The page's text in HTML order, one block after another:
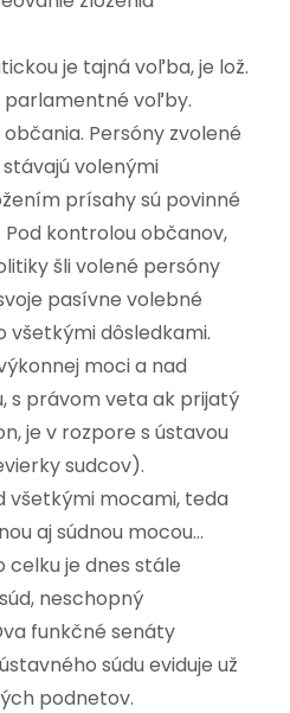
je tajná voľba, je lož.
parlamentné voľby.
Persóny zvolené
volenými
prísahy sú povinné
kontrolou občanov,
šli volené persóny
pasívne volebné
všetkými dôsledkami.
moci a nad
s právom veta ak prijatý
je v rozpore s ústavou
sudcov).
všetkými mocami, teda
aj súdnou mocou…
je dnes stále
neschopný
funkčné senáty
súdu eviduje už
podnetov.